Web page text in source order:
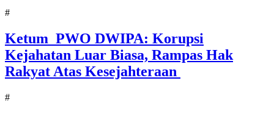
#
Ketum PWO DWIPA: Korupsi
Kejahatan Luar Biasa, Rampas Hak
Rakyat Atas Kesejahteraan
#